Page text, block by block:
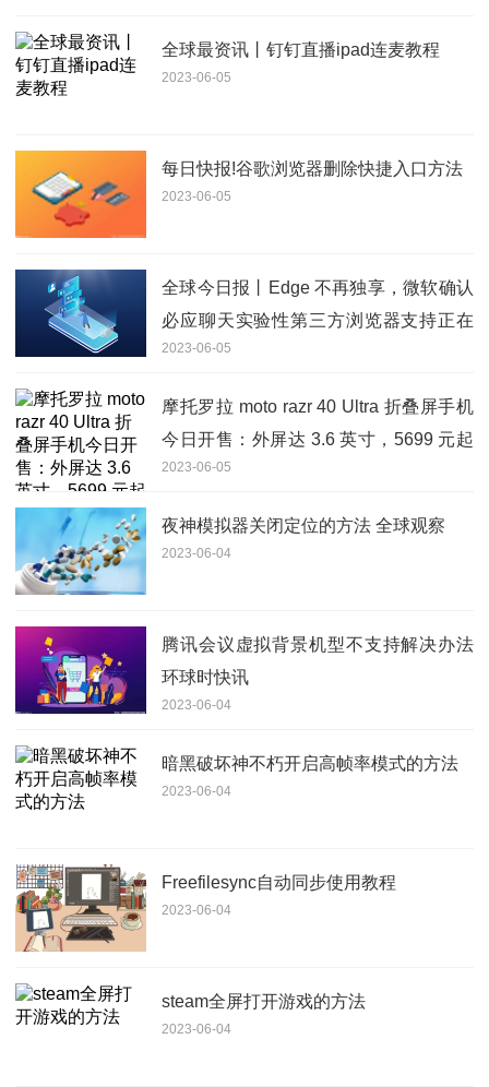
全球最资讯丨钉钉直播ipad连麦教程
2023-06-05
每日快报!谷歌浏览器删除快捷入口方法
2023-06-05
全球今日报丨Edge 不再独享，微软确认
必应聊天实验性第三方浏览器支持正在
推出
2023-06-05
摩托罗拉 moto razr 40 Ultra 折叠屏手机
今日开售：外屏达 3.6 英寸，5699 元起
_天天报道
2023-06-05
夜神模拟器关闭定位的方法 全球观察
2023-06-04
腾讯会议虚拟背景机型不支持解决办法
环球时快讯
2023-06-04
暗黑破坏神不朽开启高帧率模式的方法
2023-06-04
Freefilesync自动同步使用教程
2023-06-04
steam全屏打开游戏的方法
2023-06-04